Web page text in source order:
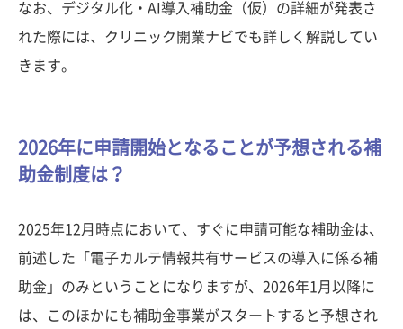
なお、デジタル化・AI導入補助金（仮）の詳細が発表さ
れた際には、クリニック開業ナビでも詳しく解説してい
きます。
2026年に申請開始となることが予想される補
助金制度は？
2025年12月時点において、すぐに申請可能な補助金は、
前述した「電子カルテ情報共有サービスの導入に係る補
助金」のみということになりますが、2026年1月以降に
は、このほかにも補助金事業がスタートすると予想され